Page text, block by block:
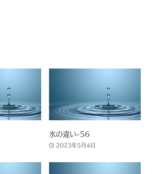
水の違い-56
2023年5月4日